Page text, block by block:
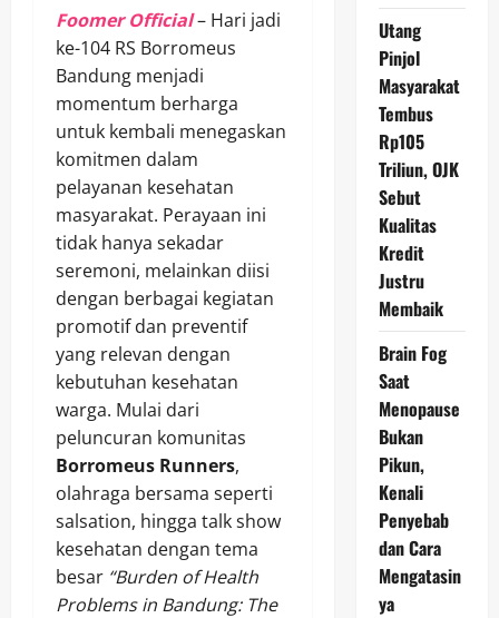
Foomer Official– Hari jadi
ke-104 RS Borromeus
Bandung menjadi
momentum berharga
untuk kembali menegaskan
komitmen dalam
pelayanan kesehatan
masyarakat. Perayaan ini
tidak hanya sekadar
seremoni, melainkan diisi
dengan berbagai kegiatan
promotif dan preventif
yang relevan dengan
kebutuhan kesehatan
warga. Mulai dari
peluncuran komunitas
Borromeus Runners,
olahraga bersama seperti
salsation, hingga talk show
kesehatan dengan tema
besar “Burden of Health
Problems in Bandung: The
Utang
Pinjol
Masyarakat
Tembus
Rp105
Triliun, OJK
Sebut
Kualitas
Kredit
Justru
Membaik
Brain Fog
Saat
Menopause
Bukan
Pikun,
Kenali
Penyebab
dan Cara
Mengatasin
ya